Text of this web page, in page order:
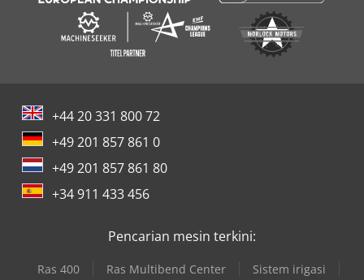
+44 20 331 800 72
+49 201 857 861 0
+49 201 857 861 80
+34 911 433 456
Pencarian mesin terkini:
Ras 400 Ras Multibend Center
Sistem irigasi